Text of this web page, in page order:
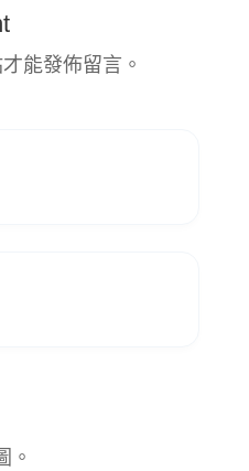
能發佈留言。
。